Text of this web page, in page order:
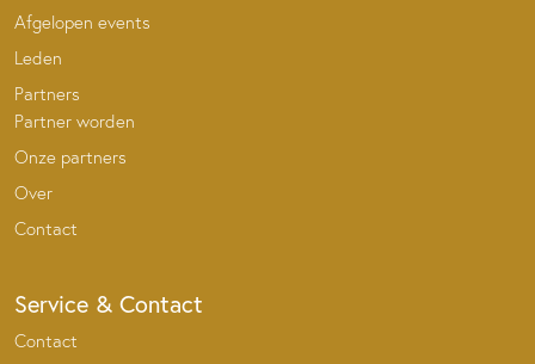
Afgelopen events
Leden
Partners
Partner worden
Onze partners
Over
Contact
Service & Contact
Contact